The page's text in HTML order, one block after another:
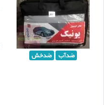
ضدآب ضدخش